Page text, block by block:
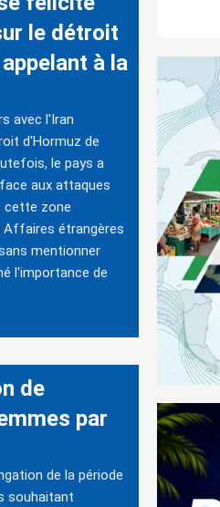
le détroit
à la
avec l'Iran
d'Hormuz de
le pays a
aux attaques
cette zone
Affaires étrangères
mentionner
l'importance de
de
par
de la période
souhaitant